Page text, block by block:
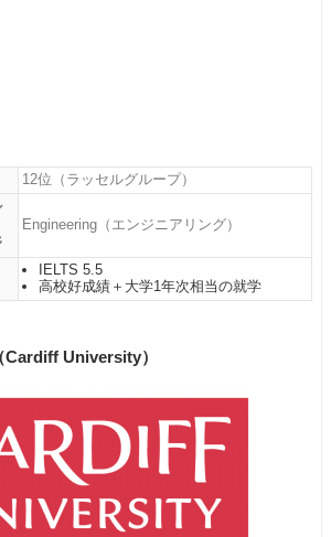
12位（ラッセルグループ）
Engineering（エンジニアリング）
IELTS 5.5
高校好成績＋大学1年次相当の就学
University）